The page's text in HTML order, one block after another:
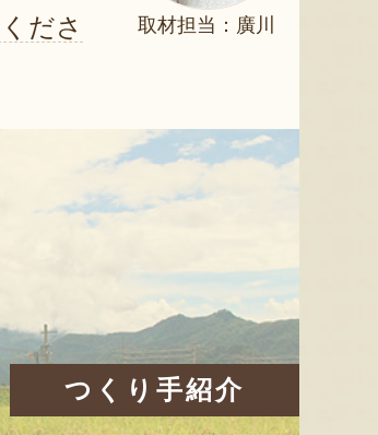
取材担当：廣川
ださ
つくり手紹介